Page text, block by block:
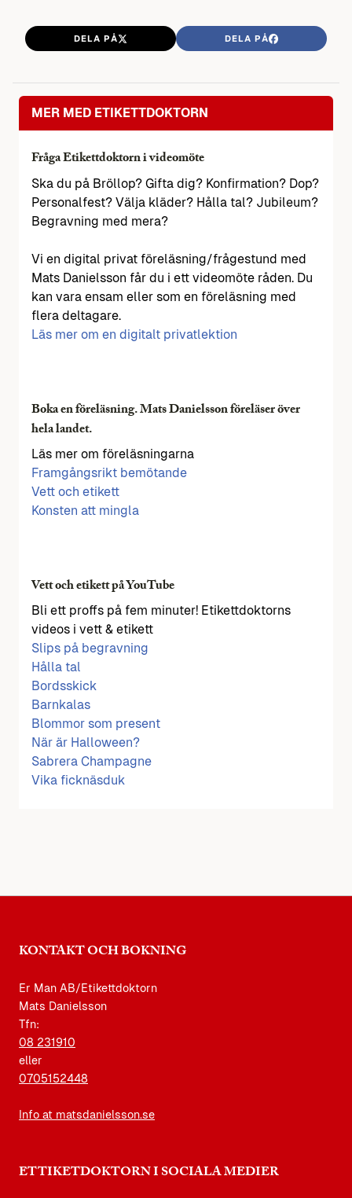
DELA PÅ DELA PÅ
MER MED ETIKETTDOKTORN
Fråga Etikettdoktorn i videomöte
Ska du på Bröllop? Gifta dig? Konfirmation? Dop?
Personalfest? Välja kläder? Hålla tal? Jubileum?
Begravning med mera?
Vi en digital privat föreläsning/frågestund med
Mats Danielsson får du i ett videomöte råden. Du
kan vara ensam eller som en föreläsning med
flera deltagare.
Läs mer om en digitalt privatlektion
Boka en föreläsning. Mats Danielsson föreläser över
hela landet.
Läs mer om föreläsningarna
Framgångsrikt bemötande
Vett och etikett
Konsten att mingla
Vett och etikett på YouTube
Bli ett proffs på fem minuter! Etikettdoktorns
videos i vett & etikett
Slips på begravning
Hålla tal
Bordsskick
Barnkalas
Blommor som present
När är Halloween?
Sabrera Champagne
Vika ficknäsduk
KONTAKT OCH BOKNING
Er Man AB/Etikettdoktorn
Mats Danielsson
Tfn:
08 231910
eller
0705152448
Info at matsdanielsson.se
ETTIKETDOKTORN I SOCIALA MEDIER